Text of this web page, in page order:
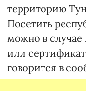
территорию
Посетить
можно в случае
или
говорится в